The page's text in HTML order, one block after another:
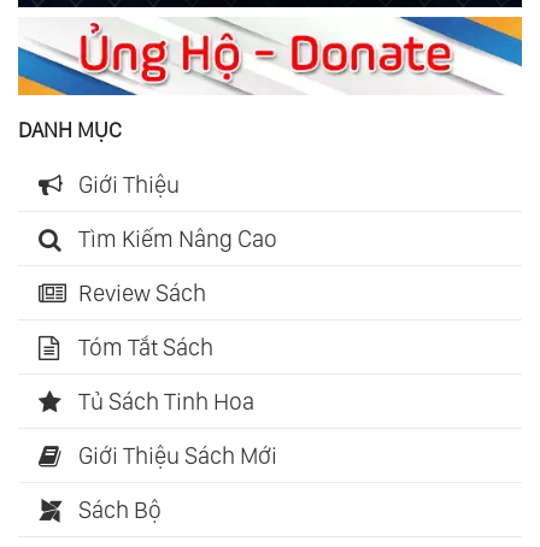
DANH MỤC
Giới Thiệu
Tìm Kiếm Nâng Cao
Review Sách
Tóm Tắt Sách
Tủ Sách Tinh Hoa
Giới Thiệu Sách Mới
Sách Bộ